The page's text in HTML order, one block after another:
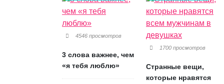
СОХРАНИТЬ
ЛЮБОВЬ?
4546 просмотров
3 слова важнее, чем
«я тебя люблю»
ЛЮБВИ
1700 просмотров
Странные вещи,
которые нравятся